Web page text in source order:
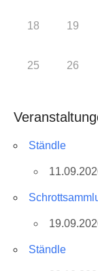
18 19
25 26
Ständle
Ständle